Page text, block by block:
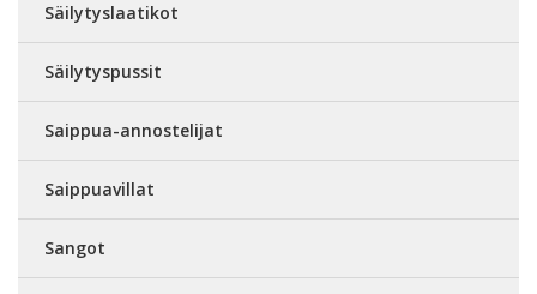
Säilytyslaatikot
Säilytyspussit
Saippua-annostelijat
Saippuavillat
Sangot